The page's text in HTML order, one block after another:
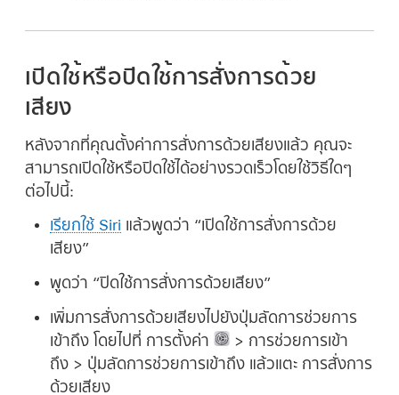
เปิดใช้หรือปิดใช้การสั่งการด้วย
เสียง
หลังจากที่คุณตั้งค่าการสั่งการด้วยเสียงแล้ว คุณจะ
สามารถเปิดใช้หรือปิดใช้ได้อย่างรวดเร็วโดยใช้วิธีใดๆ
ต่อไปนี้:
เรียกใช้ Siri แล้วพูดว่า “เปิดใช้การสั่งการด้วย
เสียง”
พูดว่า “ปิดใช้การสั่งการด้วยเสียง”
เพิ่มการสั่งการด้วยเสียงไปยังปุ่มลัดการช่วยการ
เข้าถึง โดยไปที่ การตั้งค่า
> การช่วยการเข้า
ถึง > ปุ่มลัดการช่วยการเข้าถึง แล้วแตะ การสั่งการ
ด้วยเสียง